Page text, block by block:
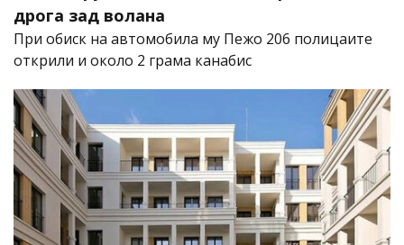
дрога зад волана
При обиск на автомобила му Пежо 206 полицаите
открили и около 2 грама канабис